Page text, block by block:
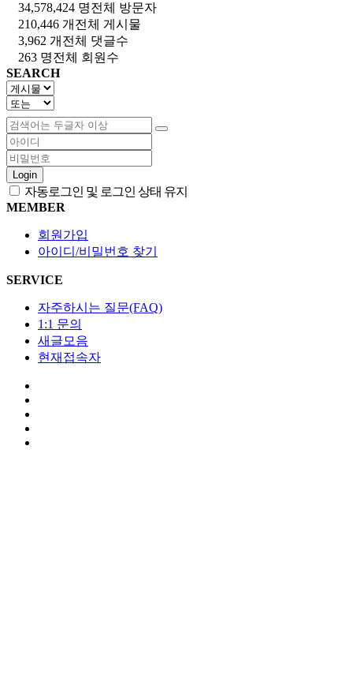
34,578,424 명전체 방문자
210,446 개 전체 게시물
3,962 개 전체 댓글수
263 명전체 회원수
SEARCH
Login
자동로그인 및 로그인 상태 유지
MEMBER
회원가입
아이디/비밀번호 찾기
SERVICE
자주하시는 질문(FAQ)
1:1 문의
새글모음
현재접속자